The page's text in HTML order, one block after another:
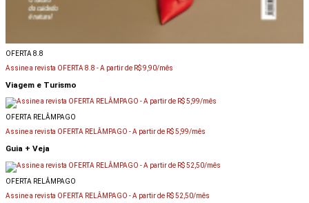
OFERTA 8.8
Assine a revista OFERTA 8.8 -A partir de R$ 9,90/mês
Viagem e Turismo
OFERTA RELÂMPAGO
Assine a revista OFERTA RELÂMPAGO -A partir de R$ 5,99/mês
Guia + Veja
OFERTA RELÂMPAGO
Assine a revista OFERTA RELÂMPAGO -A partir de R$ 52,50/mês